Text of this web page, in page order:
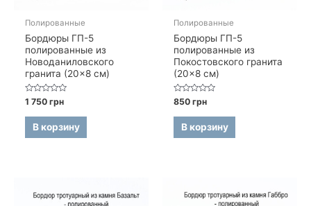
Полированные
Бордюры ГП-5
полированные из
Новоданиловского
гранита (20×8 см)
Оценка
0
из
1 750грн
В корзину
Полированные
Бордюры ГП-5
полированные из
Покостовского гранита
(20×8 см)
Оценка
0
из
850грн
В корзину